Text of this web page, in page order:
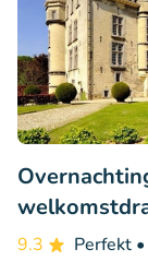
9.3 Perfekt